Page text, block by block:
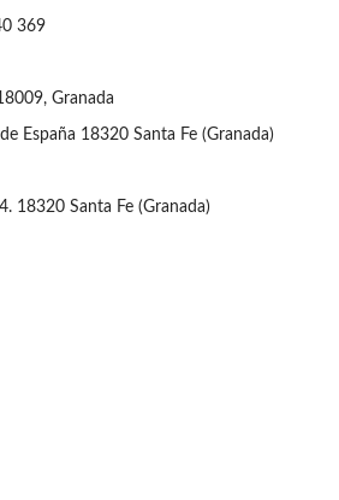
369
Granada
España 18320 Santa Fe (Granada)
18320 Santa Fe (Granada)